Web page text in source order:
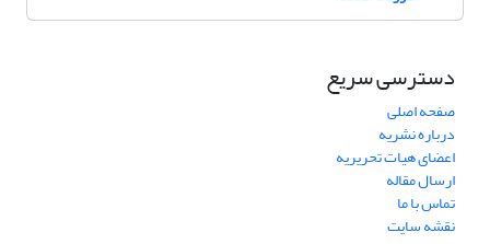
دسترسی سریع
صفحه اصلی
درباره نشریه
اعضای هیات تحریریه
ارسال مقاله
تماس با ما
نقشه سایت